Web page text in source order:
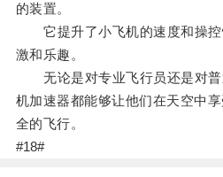
的装置。
它提升了小飞机的速度和操控
激和乐趣。
无论是对专业飞行员还是对普
机加速器都能够让他们在天空中
全的飞行。
#18#